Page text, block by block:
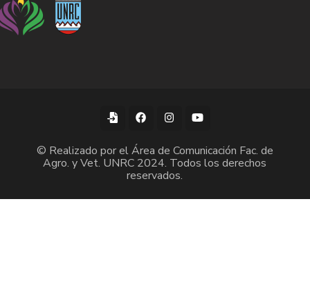
© Realizado por el Área de Comunicación Fac. de
Agro. y Vet. UNRC 2024. Todos los derechos
reservados.